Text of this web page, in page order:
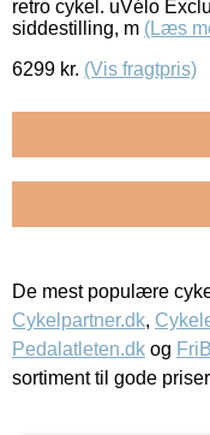
retro cykel. uVélo
siddestilling, m (Læs
6299 kr. (Vis fragtpris)
De mest populære
Cykelpartner.dk,
Pedalatleten.dk og
sortiment til gode